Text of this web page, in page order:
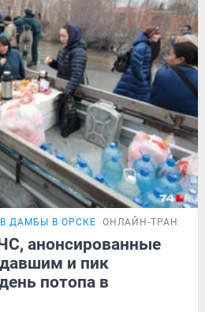
ДАМБЫ В ОРСКЕ ОНЛАЙН-
анонсированные
и пик
потопа в